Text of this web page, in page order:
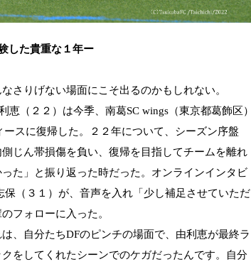
した貴重な１年ー
さりげない場面にこそ出るのかもしれない。
恵（２２）は今季、南葛SC wings （東京都葛飾区）
ースに復帰した。２２年について、シーズン序盤
じん帯損傷を負い、復帰を目指してチームを離れ
た」と振り返った時だった。オンラインインタビ
保（３１）が、音声を入れ「少し補足させていただ
フォローに入った。
、自分たちDFのピンチの場面で、由利恵が最終ラ
をしてくれたシーンでのケガだったんです。自分